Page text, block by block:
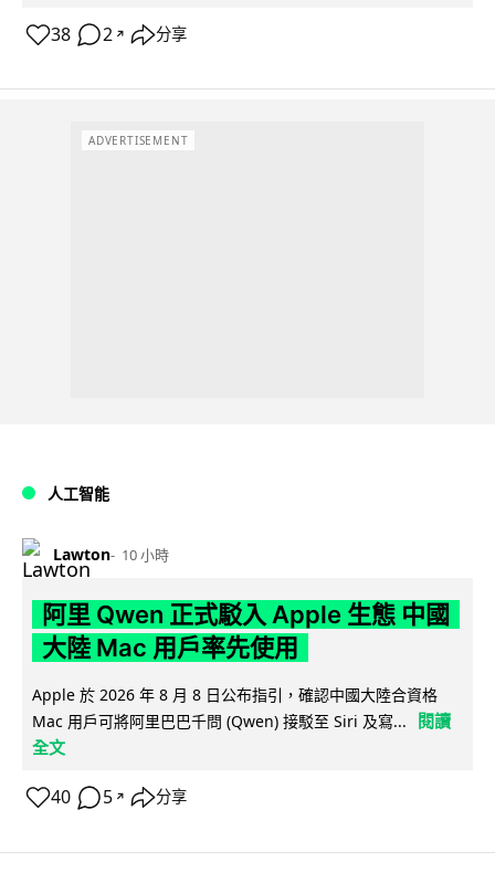
38 2 ↗ 分享
ADVERTISEMENT
人工智能
Lawton 10 小時
阿里 Qwen 正式駁入 Apple 生態 中國
大陸 Mac 用戶率先使用
Apple 於 2026 年 8 月 8 日公布指引，確認中國大陸合資格
Mac 用戶可將阿里巴巴千問 (Qwen) 接駁至 Siri 及寫...
閱讀
全文
40 5 ↗ 分享